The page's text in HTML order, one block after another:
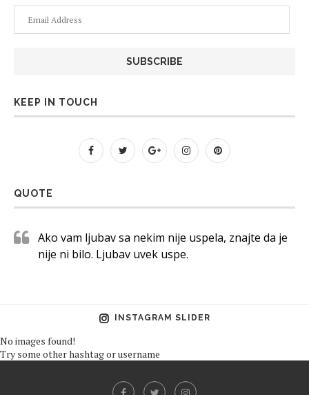
Email
Address
KEEP IN TOUCH
QUOTE
Ako vam ljubav sa nekim nije uspela, znajte da je
nije ni bilo. Ljubav uvek uspe.
INSTAGRAM SLIDER
No images found!
Try some other hashtag or username